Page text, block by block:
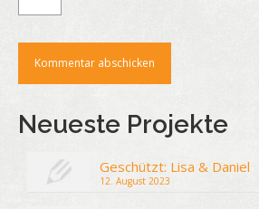
Neueste Projekte
Geschützt: Lisa & Daniel
12. August 2023